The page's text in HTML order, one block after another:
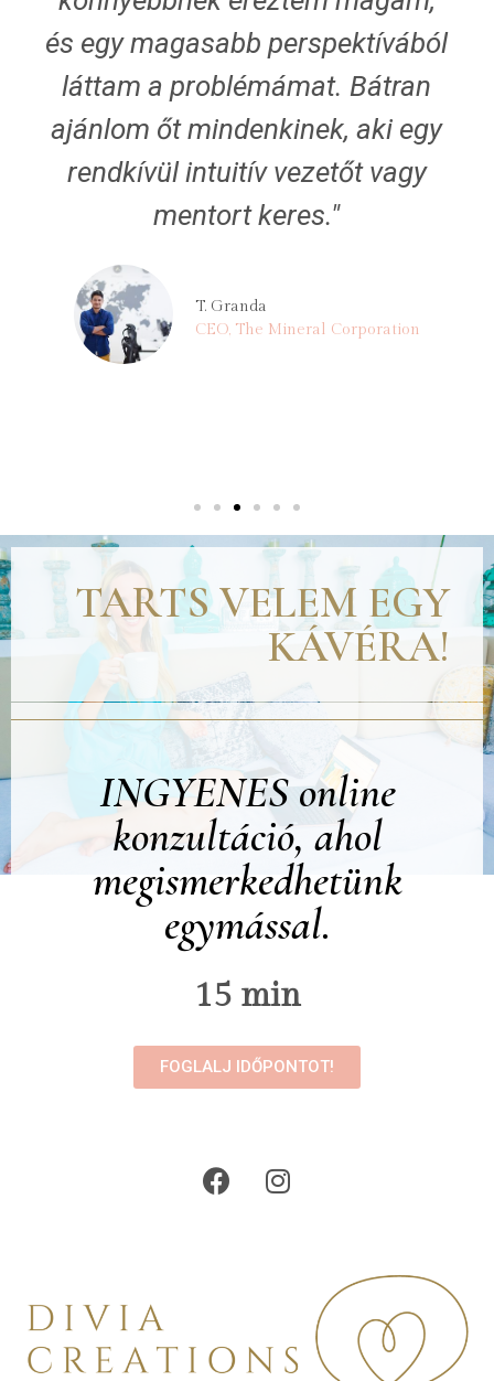
és egy magasabb perspektívából
láttam a problémámat. Bátran
ajánlom őt mindenkinek, aki egy
rendkívül intuitív vezetőt vagy
mentort keres."
T. Granda
CEO, The Mineral Corporation
TARTS VELEM EGY
KÁVÉRA!
INGYENES online
konzultáció, ahol
megismerkedhetünk
egymással.
15 min
FOGLALJ IDŐPONTOT!